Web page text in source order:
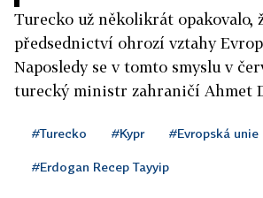
Turecko už několikrát opakovalo,
předsednictví ohrozí vztahy
Naposledy se v tomto smyslu v
turecký ministr zahraničí Ahmet
#Turecko #Kypr #Evropská unie
#Erdogan Recep Tayyip